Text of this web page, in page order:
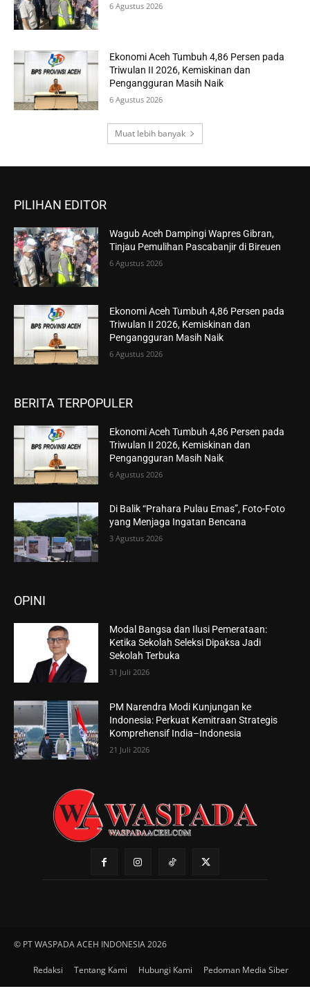
6 Agustus 2026
Ekonomi Aceh Tumbuh 4,86 Persen pada
Triwulan II 2026, Kemiskinan dan
Pengangguran Masih Naik
6 Agustus 2026
Muat lebih banyak
PILIHAN EDITOR
Wagub Aceh Dampingi Wapres Gibran,
Tinjau Pemulihan Pascabanjir di Bireuen
6 Agustus 2026
Ekonomi Aceh Tumbuh 4,86 Persen pada
Triwulan II 2026, Kemiskinan dan
Pengangguran Masih Naik
6 Agustus 2026
BERITA TERPOPULER
Ekonomi Aceh Tumbuh 4,86 Persen pada
Triwulan II 2026, Kemiskinan dan
Pengangguran Masih Naik
6 Agustus 2026
Di Balik “Prahara Pulau Emas”, Foto-Foto
yang Menjaga Ingatan Bencana
3 Agustus 2026
OPINI
Modal Bangsa dan Ilusi Pemerataan:
Ketika Sekolah Seleksi Dipaksa Jadi
Sekolah Terbuka
31 Juli 2026
PM Narendra Modi Kunjungan ke
Indonesia: Perkuat Kemitraan Strategis
Komprehensif India–Indonesia
21 Juli 2026
© PT WASPADA ACEH INDONESIA 2026
Redaksi Tentang Kami Hubungi Kami Pedoman Media Siber